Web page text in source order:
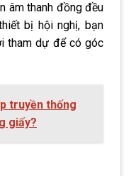
âm thanh đồng đều
bị hội nghị, bạn
tham dự để có góc
truyền thống
giấy?